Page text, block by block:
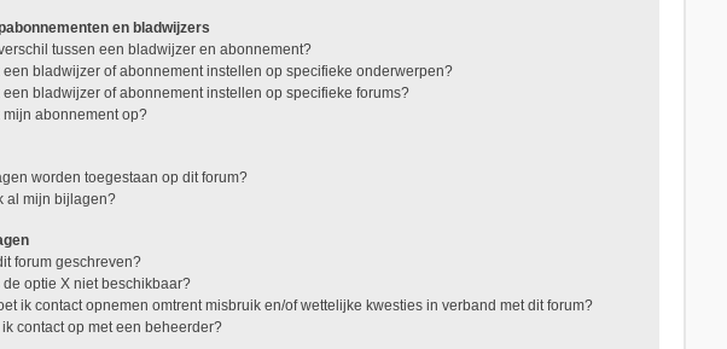
en bladwijzers
tussen een bladwijzer en abonnement?
een bladwijzer of abonnement instellen op specifieke onderwerpen?
een bladwijzer of abonnement instellen op specifieke forums?
mijn abonnement op?
worden toegestaan op dit forum?
al mijn bijlagen?
forum geschreven?
de optie X niet beschikbaar?
ik contact opnemen omtrent misbruik en/of wettelijke kwesties in verband met dit forum?
ik contact op met een beheerder?